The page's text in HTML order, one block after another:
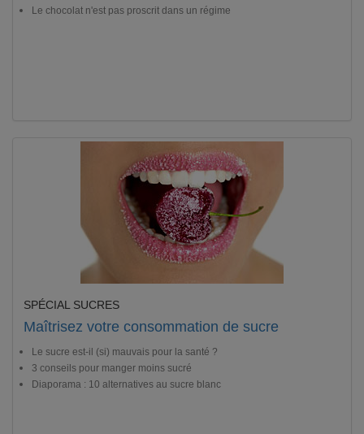
Le chocolat n'est pas proscrit dans un régime
SPÉCIAL SUCRES
Maîtrisez votre consommation de sucre
Le sucre est-il (si) mauvais pour la santé ?
3 conseils pour manger moins sucré
Diaporama : 10 alternatives au sucre blanc